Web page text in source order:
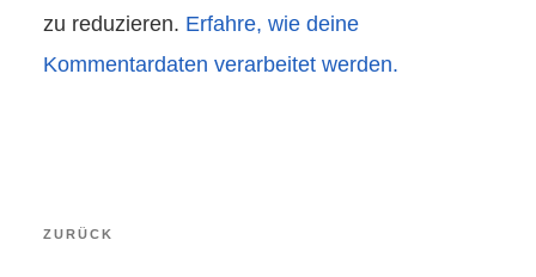
zu reduzieren. Erfahre, wie deine
Kommentardaten verarbeitet werden.
Vorheriger
ZURÜCK